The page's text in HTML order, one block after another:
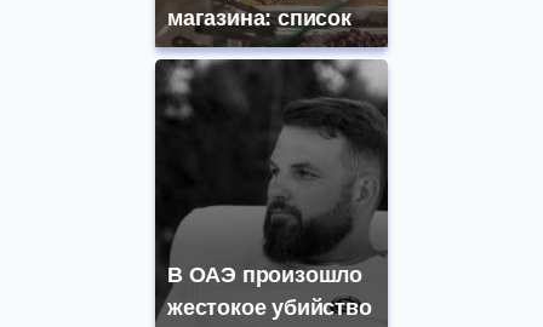
магазина: список
В ОАЭ произошло
жестокое убийство